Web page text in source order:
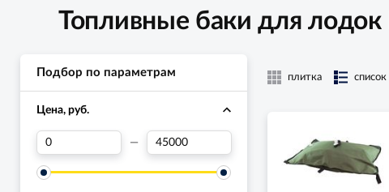
Топливные баки для
Подбор по параметрам
Цена, руб.
—
плитка список